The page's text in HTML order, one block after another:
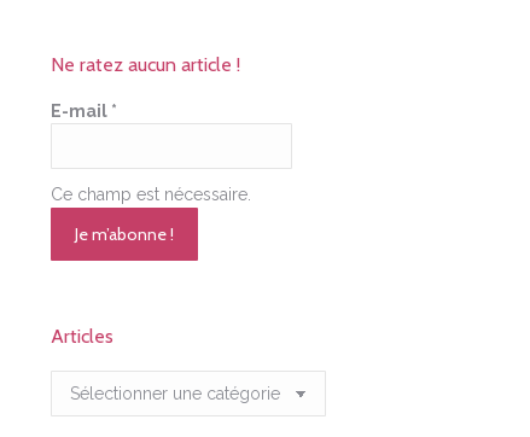
Ne ratez aucun article !
E-mail *
Ce champ est nécessaire.
Articles
Articles